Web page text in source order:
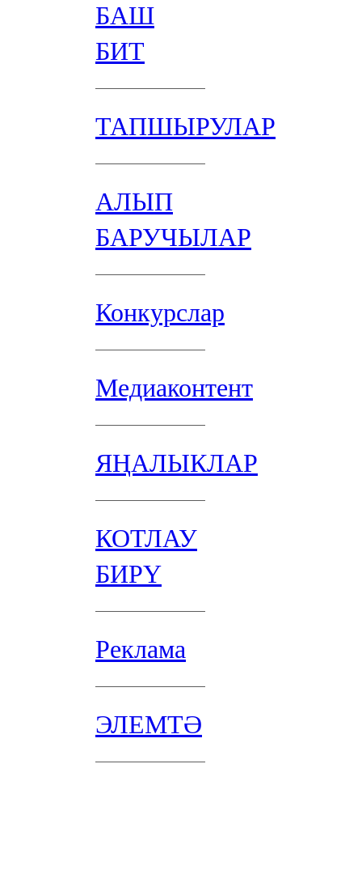
БАШ
БИТ
ТАПШЫРУЛАР
АЛЫП
БАРУЧЫЛАР
Конкурслар
Медиаконтент
ЯҢАЛЫКЛАР
КОТЛАУ
БИРҮ
Реклама
ЭЛЕМТӘ